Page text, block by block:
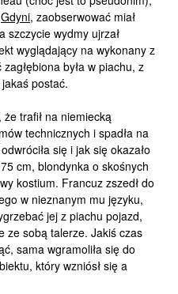
Gdyni, zaobserwować miał
szczycie wydmy ujrzał
wyglądający na wykonany z
była w piachu, z
postać.
trafił na niemiecką
technicznych i spadła na
się i jak się okazało
cm, blondynka o skośnych
kostium. Francuz zszedł do
w nieznanym mu języku,
jej z piachu pojazd,
ze sobą talerze. Jakiś czas
sama wgramoliła się do
który wzniósł się a